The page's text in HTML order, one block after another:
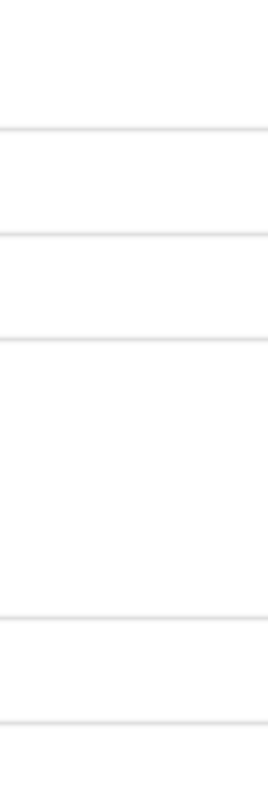
בהמה שלהם, או לאוכל [ובאמת שבעבר היה
ומעשרות.
אדרבה לשווקים שאין כשרות זורמת כל התוצרת
אחוזי הערלה כלומר הנטיעות החדשות בענף
הוצאת הגלעין, להתבונן שאין חרקים
הארצות'. ודברי המדרש: אמר הקדוש ברוך
בארץ ישראל.
והנצרך בחברה מהתוצרת החקלאית].
ערלה [המתנה לתנובת האילן עד